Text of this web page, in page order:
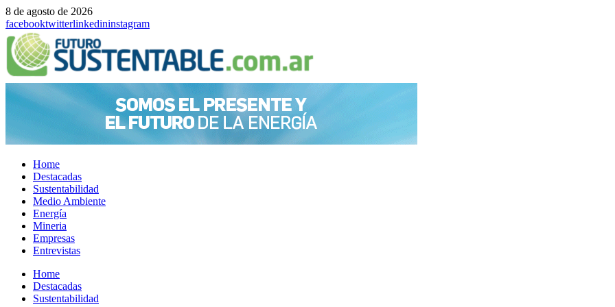
8 de agosto de 2026
facebooktwitterlinkedininstagram
Home
Destacadas
Sustentabilidad
Medio Ambiente
Energía
Mineria
Empresas
Entrevistas
Menu
Home
Destacadas
Sustentabilidad